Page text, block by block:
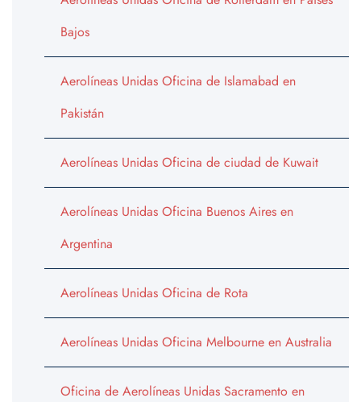
Bajos
Aerolíneas Unidas Oficina de Islamabad en
Pakistán
Aerolíneas Unidas Oficina de ciudad de Kuwait
Aerolíneas Unidas Oficina Buenos Aires en
Argentina
Aerolíneas Unidas Oficina de Rota
Aerolíneas Unidas Oficina Melbourne en Australia
Oficina de Aerolíneas Unidas Sacramento en